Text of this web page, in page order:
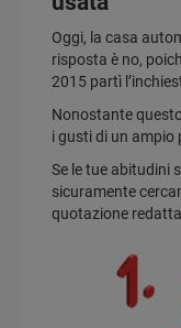
Oggi, la casa
risposta è no,
2015 partì
Nonostante
i gusti di un ampio
Se le tue abitudini
sicuramente
quotazione